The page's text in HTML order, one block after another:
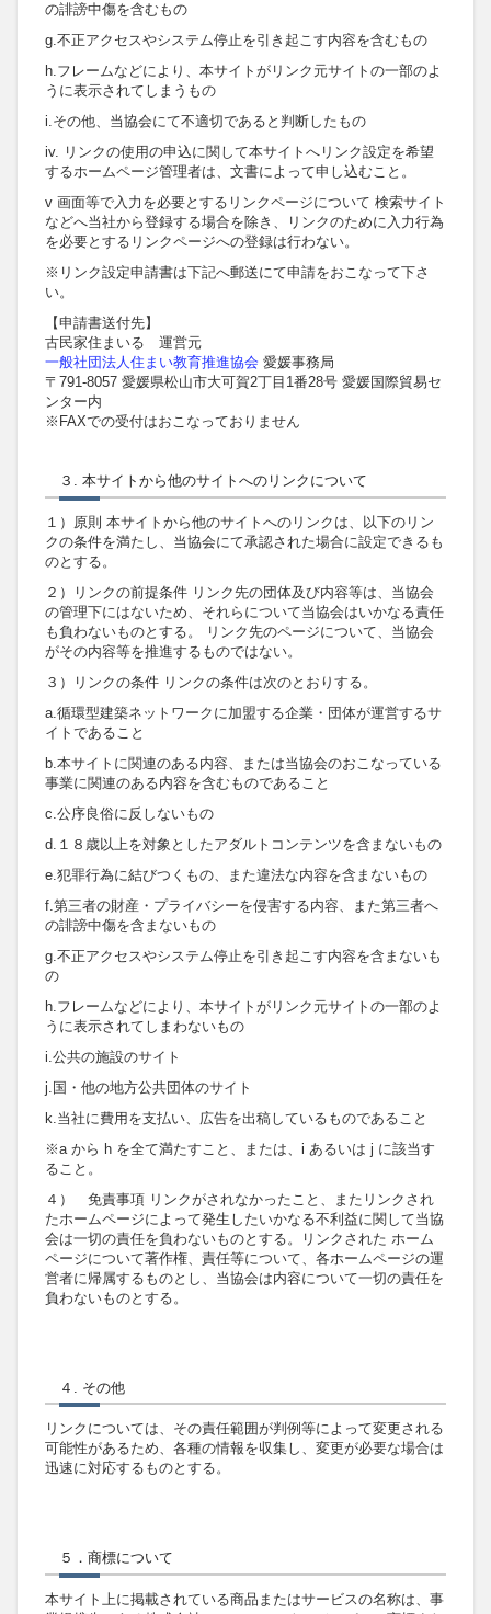
の誹謗中傷を含むもの
g.不正アクセスやシステム停止を引き起こす内容を含むもの
h.フレームなどにより、本サイトがリンク元サイトの一部のよ
うに表示されてしまうもの
i.その他、当協会にて不適切であると判断したもの
iv. リンクの使用の申込に関して本サイトへリンク設定を希望
するホームページ管理者は、文書によって申し込むこと。
v 画面等で入力を必要とするリンクページについて 検索サイト
などへ当社から登録する場合を除き、リンクのために入力行為
を必要とするリンクページへの登録は行わない。
※リンク設定申請書は下記へ郵送にて申請をおこなって下さ
い。
【申請書送付先】
古民家住まいる 運営元
一般社団法人住まい教育推進協会 愛媛事務局
〒791-8057 愛媛県松山市大可賀2丁目1番28号 愛媛国際貿易セ
ンター内
※FAXでの受付はおこなっておりません
３. 本サイトから他のサイトへのリンクについて
１）原則 本サイトから他のサイトへのリンクは、以下のリン
クの条件を満たし、当協会にて承認された場合に設定できるも
のとする。
２）リンクの前提条件 リンク先の団体及び内容等は、当協会
の管理下にはないため、それらについて当協会はいかなる責任
も負わないものとする。 リンク先のページについて、当協会
がその内容等を推進するものではない。
３）リンクの条件 リンクの条件は次のとおりする。
a.循環型建築ネットワークに加盟する企業・団体が運営するサ
イトであること
b.本サイトに関連のある内容、または当協会のおこなっている
事業に関連のある内容を含むものであること
c.公序良俗に反しないもの
d.１８歳以上を対象としたアダルトコンテンツを含まないもの
e.犯罪行為に結びつくもの、また違法な内容を含まないもの
f.第三者の財産・プライバシーを侵害する内容、また第三者へ
の誹謗中傷を含まないもの
g.不正アクセスやシステム停止を引き起こす内容を含まないも
の
h.フレームなどにより、本サイトがリンク元サイトの一部のよ
うに表示されてしまわないもの
i.公共の施設のサイト
j.国・他の地方公共団体のサイト
k.当社に費用を支払い、広告を出稿しているものであること
※a から h を全て満たすこと、または、i あるいは j に該当す
ること。
４） 免責事項 リンクがされなかったこと、またリンクされ
たホームページによって発生したいかなる不利益に関して当協
会は一切の責任を負わないものとする。リンクされた ホーム
ページについて著作権、責任等について、各ホームページの運
営者に帰属するものとし、当協会は内容について一切の責任を
負わないものとする。
４. その他
リンクについては、その責任範囲が判例等によって変更される
可能性があるため、各種の情報を収集し、変更が必要な場合は
迅速に対応するものとする。
５．商標について
本サイト上に掲載されている商品またはサービスの名称は、事